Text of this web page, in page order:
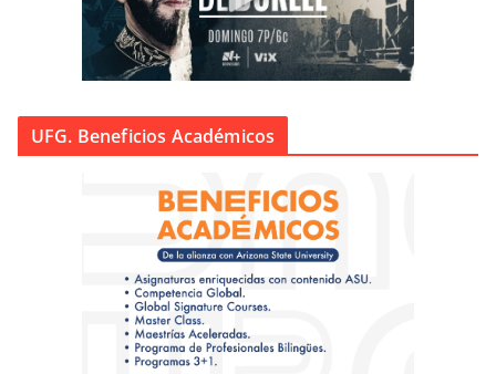
UFG. Beneficios Académicos